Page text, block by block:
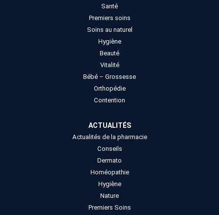
Santé
Premiers soins
Soins au naturel
Hygiène
Beauté
Vitalité
Bébé – Grossesse
Orthopédie
Contention
ACTUALITÉS
Actualités de la pharmacie
Conseils
Dermato
Homéopathie
Hygiène
Nature
Premiers Soins